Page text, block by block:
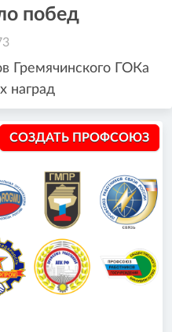
побед
Гремячинского ГОКа
наград
СОЗДАТЬ ПРОФСОЮЗ